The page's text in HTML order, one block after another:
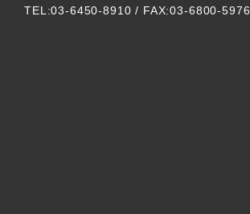
TEL:03-6450-8910 / FAX:03-6800-5976